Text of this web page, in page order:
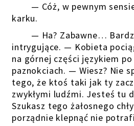
— Cóż, w pewnym
karku.
— Ha? Zabawne…
intrygujące. — Kobieta
na górnej części językiem
paznokciach. — Wiesz? Nie
tego, że ktoś taki jak ty
zwykłymi ludźmi. Jesteś tu
Szukasz tego żałosnego
porządnie klepnąć nie